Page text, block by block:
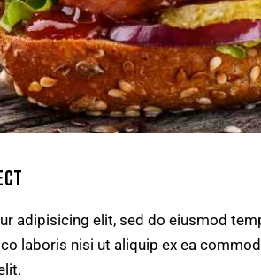
adipisicing elit, sed do eiusmod
laboris nisi ut aliquip ex ea